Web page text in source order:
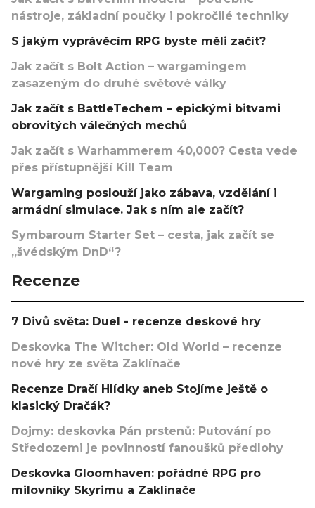
nástroje, základní poučky i pokročilé techniky
S jakým vyprávěcím RPG byste měli začít?
Jak začít s Bolt Action – wargamingem
zasazeným do druhé světové války
Jak začít s BattleTechem – epickými bitvami
obrovitých válečných mechů
Jak začít s Warhammerem 40,000? Cesta vede
přes přístupnější Kill Team
Wargaming poslouží jako zábava, vzdělání i
armádní simulace. Jak s ním ale začít?
Symbaroum Starter Set – cesta, jak začít se
„švédským DnD“?
Recenze
7 Divů světa: Duel - recenze deskové hry
Deskovka The Witcher: Old World – recenze
nové hry ze světa Zaklínače
Recenze Dračí Hlídky aneb Stojíme ještě o
klasický Dračák?
Dojmy: deskovka Pán prstenů: Putování po
Středozemi je povinností fanoušků předlohy
Deskovka Gloomhaven: pořádné RPG pro
milovníky Skyrimu a Zaklínače